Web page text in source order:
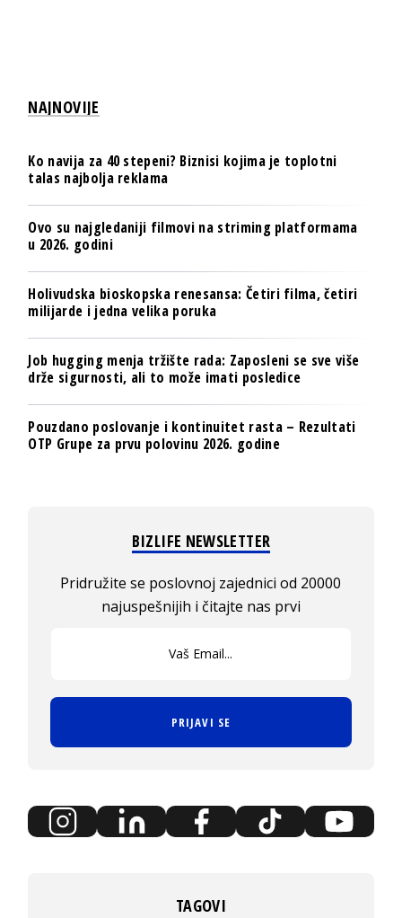
NAJNOVIJE
Ko navija za 40 stepeni? Biznisi kojima je toplotni
talas najbolja reklama
Ovo su najgledaniji filmovi na striming platformama
u 2026. godini
Holivudska bioskopska renesansa: Četiri filma, četiri
milijarde i jedna velika poruka
Job hugging menja tržište rada: Zaposleni se sve više
drže sigurnosti, ali to može imati posledice
Pouzdano poslovanje i kontinuitet rasta – Rezultati
OTP Grupe za prvu polovinu 2026. godine
BIZLIFE NEWSLETTER
Pridružite se poslovnoj zajednici od 20000
najuspešnijih i čitajte nas prvi
PRIJAVI SE
TAGOVI